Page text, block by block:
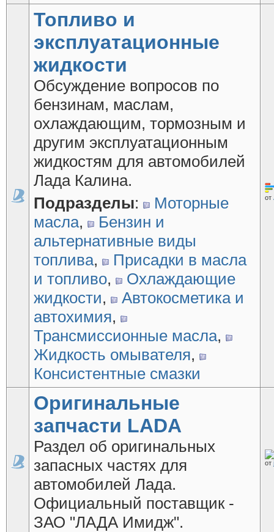
Топливо и
эксплуатационные
жидкости
Обсуждение вопросов по
бензинам, маслам,
охлаждающим, тормозным и
другим эксплуатационным
жидкостям для автомобилей
Лада Калина.
Подразделы:
Моторные
масла,
Бензин и
альтернативные виды
топлива,
Присадки в масла
и топливо,
Охлаждающие
жидкости,
Автокосметика и
автохимия,
Трансмиссионные масла,
Жидкость омывателя,
Консистентные смазки
от
Оригинальные
запчасти LADA
Раздел об оригинальных
запасных частях для
автомобилей Лада.
Официальный поставщик -
ЗАО "ЛАДА Имидж".
от